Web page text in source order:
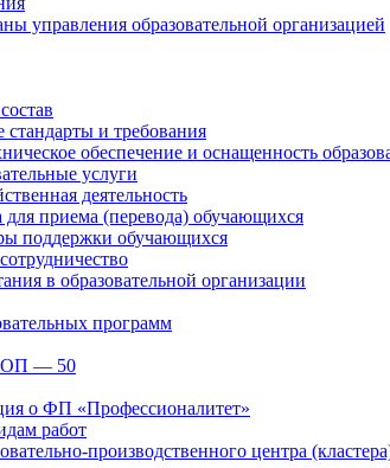
управления образовательной организацией
стандарты и требования
обеспечение и оснащенность
услуги
деятельность
для приема (перевода) обучающихся
поддержки обучающихся
в образовательной организации
программ
— 50
о ФП «Профессионалитет»
работ
производственного центра